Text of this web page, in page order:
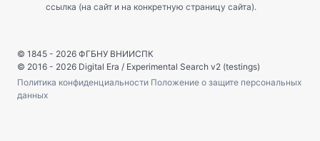
ссылка (на сайт и на конкретную страницу сайта).
© 1845 - 2026 ФГБНУ ВНИИСПК
© 2016 - 2026 Digital Era / Experimental Search v2 (testings)
Политика конфиденциальности Положение о защите персональных
данных